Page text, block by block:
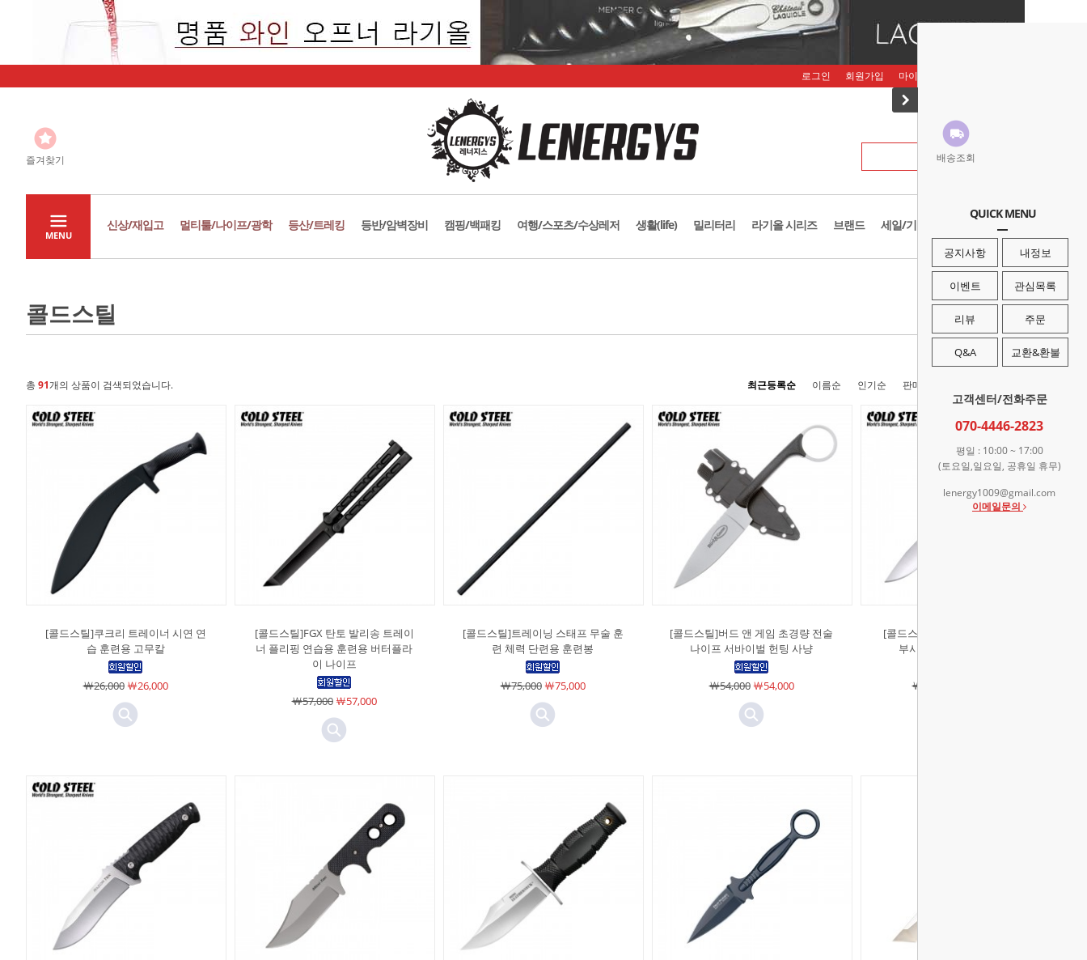
배송조회
QUICK MENU
공지사항 내정보
이벤트 관심목록
리뷰 주문
Q&A 교환&환불
고객센터/전화주문
070-4446-2823
평일 : 10:00 ~ 17:00
(토요일,일요일, 공휴일 휴무)
lenergy1009@gmail.com
이메일문의
로그인 회원가입 마이페이지
즐겨찾기
MENU
신상/재입고 멀티툴/나이프/광학 등산/트레킹 등반/암벽장비 캠핑/백패킹 여행/스포츠/수상레저 생활(life) 밀리터리 라기올 시리즈 브랜드 세일/기획존
콜드스틸
총 91개의 상품이 검색되었습니다. 최근등록순 이름순 인기순 판매순
[콜드스틸]쿠크리 트레이너 시연 연
습 훈련용 고무칼
￦26,000￦26,000
[콜드스틸]FGX 탄토 발리송 트레이
너 플리핑 연습용 훈련용 버터플라
이 나이프
￦57,000￦57,000
[콜드스틸]트레이닝 스태프 무술 훈
련 체력 단련용 훈련봉
￦75,000￦75,000
[콜드스틸]버드 앤 게임 초경량 전술
나이프 서바이벌 헌팅 사냥
￦54,000￦54,000
[콜드스틸]레이저텍 4 나이프 EDC
부시크래프트 사냥 캠핑 칼
￦134,000